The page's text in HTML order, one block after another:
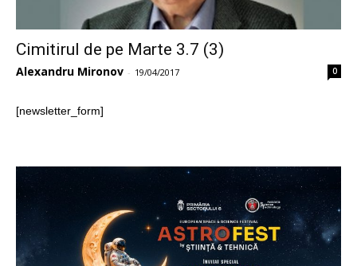
Cimitirul de pe Marte 3.7 (3)
Alexandru Mironov - 19/04/2017 0
[newsletter_form]